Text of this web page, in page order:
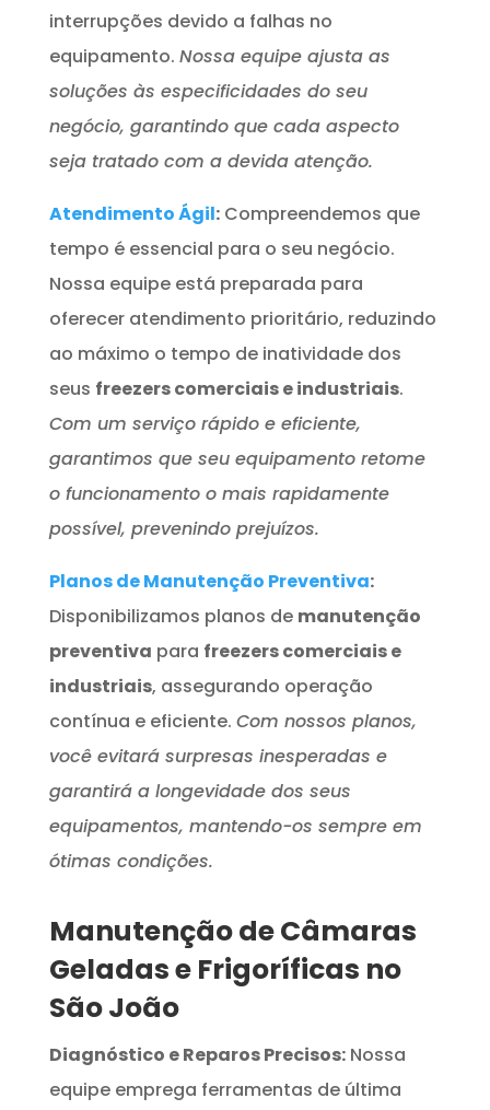
interrupções devido a falhas no
equipamento. Nossa equipe ajusta as
soluções às especificidades do seu
negócio, garantindo que cada aspecto
seja tratado com a devida atenção.
Atendimento Ágil:Compreendemos que
tempo é essencial para o seu negócio.
Nossa equipe está preparada para
oferecer atendimento prioritário, reduzindo
ao máximo o tempo de inatividade dos
seus freezers comerciais e industriais.
Com um serviço rápido e eficiente,
garantimos que seu equipamento retome
o funcionamento o mais rapidamente
possível, prevenindo prejuízos.
Planos de Manutenção Preventiva:
Disponibilizamos planos de manutenção
preventiva para freezers comerciais e
industriais, assegurando operação
contínua e eficiente. Com nossos planos,
você evitará surpresas inesperadas e
garantirá a longevidade dos seus
equipamentos, mantendo-os sempre em
ótimas condições.
Manutenção de Câmaras
Geladas e Frigoríficas no
São João
Diagnóstico e Reparos Precisos:Nossa
equipe emprega ferramentas de última